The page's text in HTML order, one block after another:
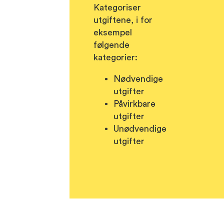
Kategoriser
utgiftene, i for
eksempel
følgende
kategorier:
Nødvendige
utgifter
Påvirkbare
utgifter
Unødvendige
utgifter